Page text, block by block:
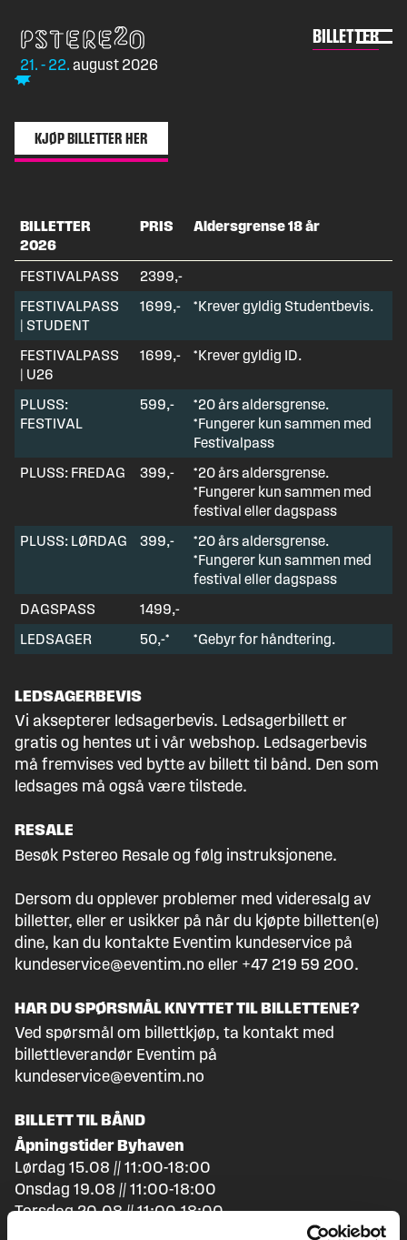
content
Pstereo
21. - 22. august 2026
BILLETTER
Pstereo gir deg uforglemmelige opplevelser på Marinen
21. - 22. august 2026 ❤️
KJØP BILLETTER HER
BILLETTER
2026
PRIS Aldersgrense 18 år
FESTIVALPASS
2399,-
FESTIVALPASS
| STUDENT
1699,- *Krever gyldig Studentbevis.
FESTIVALPASS
| U26
1699,- *Krever gyldig ID.
PLUSS:
FESTIVAL
599,-
*20 års aldersgrense.
*Fungerer kun sammen med
Festivalpass
PLUSS: FREDAG
399,-
*20 års aldersgrense.
*Fungerer kun sammen med
festival eller dagspass
PLUSS: LØRDAG
399,-
*20 års aldersgrense.
*Fungerer kun sammen med
festival eller dagspass
DAGSPASS
1499,-
LEDSAGER
50,-* *Gebyr for håndtering.
LEDSAGERBEVIS
Vi aksepterer ledsagerbevis. Ledsagerbillett er
gratis og hentes ut i vår webshop. Ledsagerbevis
må fremvises ved bytte av billett til bånd. Den som
ledsages må også være tilstede.
RESALE
Besøk Pstereo Resale og følg instruksjonene.
Dersom du opplever problemer med videresalg av
billetter, eller er usikker på når du kjøpte billetten(e)
dine, kan du kontakte Eventim kundeservice på
kundeservice@eventim.no eller +47 219 59 200.
HAR DU SPØRSMÅL KNYTTET TIL BILLETTENE?
Ved spørsmål om billettkjøp, ta kontakt med
billettleverandør Eventim på
kundeservice@eventim.no
BILLETT TIL BÅND
Åpningstider Byhaven
Lørdag 15.08 // 11:00-18:00
Onsdag 19.08 // 11:00-18:00
Torsdag 20.08 // 11:00-18:00